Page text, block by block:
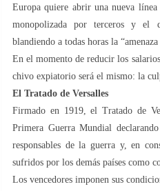
Europa quiere abrir una nueva línea
monopolizada por terceros y el
blandiendo a todas horas la “amenaza
En el momento de reducir los
chivo expiatorio será el mismo: la
El Tratado de Versalles
Firmado en 1919, el Tratado de
Primera Guerra Mundial
responsables de la guerra y, en
sufridos por los demás países como
Los vencedores imponen sus